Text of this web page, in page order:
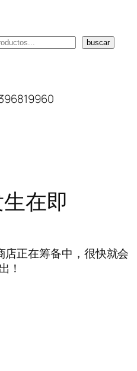
buscar
在即
店正在筹备中，很快就会
！